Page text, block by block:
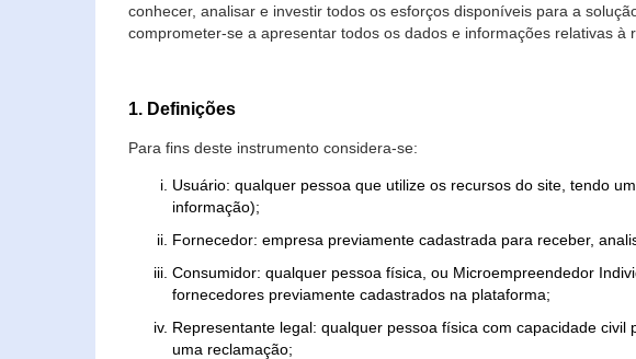
conhecer, analisar e investir todos os esforços disponíveis para a
comprometer-se a apresentar todos os dados e informações relativas à
1. Definições
Para fins deste instrumento considera-se:
Usuário: qualquer pessoa que utilize os recursos do site, tendo
informação);
Fornecedor: empresa previamente cadastrada para receber,
Consumidor: qualquer pessoa física, ou Microempreendedor
fornecedores previamente cadastrados na plataforma;
Representante legal: qualquer pessoa física com capacidade
uma reclamação;